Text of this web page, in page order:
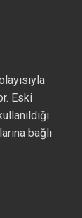
Eski
bağlı